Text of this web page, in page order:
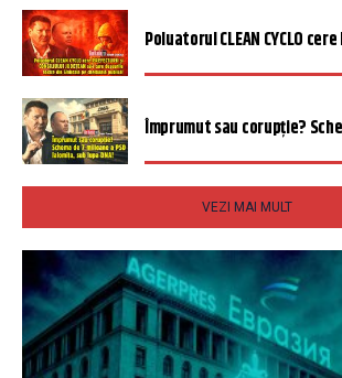
Poluatorul CLEAN CYCLO
Împrumut sau corupție?
VEZI MAI MULT